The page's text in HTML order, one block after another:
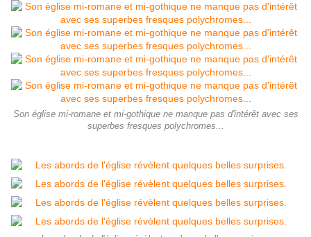
Son église mi-romane et mi-gothique ne manque pas d'intérêt avec ses
superbes fresques polychromes...